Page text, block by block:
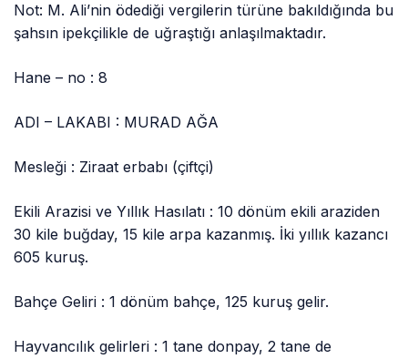
Not: M. Ali’nin ödediği vergilerin türüne bakıldığında bu
şahsın ipekçilikle de uğraştığı anlaşılmaktadır.
Hane – no : 8
ADI – LAKABI : MURAD AĞA
Mesleği : Ziraat erbabı (çiftçi)
Ekili Arazisi ve Yıllık Hasılatı : 10 dönüm ekili araziden
30 kile buğday, 15 kile arpa kazanmış. İki yıllık kazancı
605 kuruş.
Bahçe Geliri : 1 dönüm bahçe, 125 kuruş gelir.
Hayvancılık gelirleri : 1 tane donpay, 2 tane de